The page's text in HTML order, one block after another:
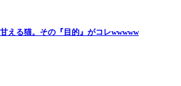
甘える猫。その『目的』がコレwwwww